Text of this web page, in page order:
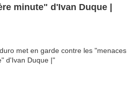
minute" d'Ivan Duque |